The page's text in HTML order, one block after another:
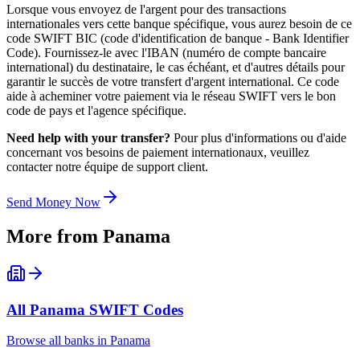
Lorsque vous envoyez de l'argent pour des transactions
internationales vers cette banque spécifique, vous aurez besoin de ce
code SWIFT BIC (code d'identification de banque - Bank Identifier
Code). Fournissez-le avec l'IBAN (numéro de compte bancaire
international) du destinataire, le cas échéant, et d'autres détails pour
garantir le succès de votre transfert d'argent international. Ce code
aide à acheminer votre paiement via le réseau SWIFT vers le bon
code de pays et l'agence spécifique.
Need help with your transfer? Pour plus d'informations ou d'aide
concernant vos besoins de paiement internationaux, veuillez
contacter notre équipe de support client.
Send Money Now
More from Panama
All Panama SWIFT Codes
Browse all banks in Panama